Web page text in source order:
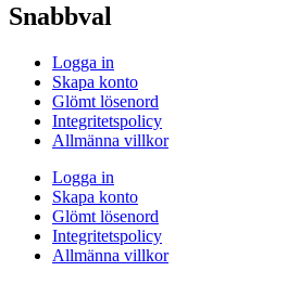
Snabbval
Logga in
Skapa konto
Glömt lösenord
Integritetspolicy
Allmänna villkor
Logga in
Skapa konto
Glömt lösenord
Integritetspolicy
Allmänna villkor